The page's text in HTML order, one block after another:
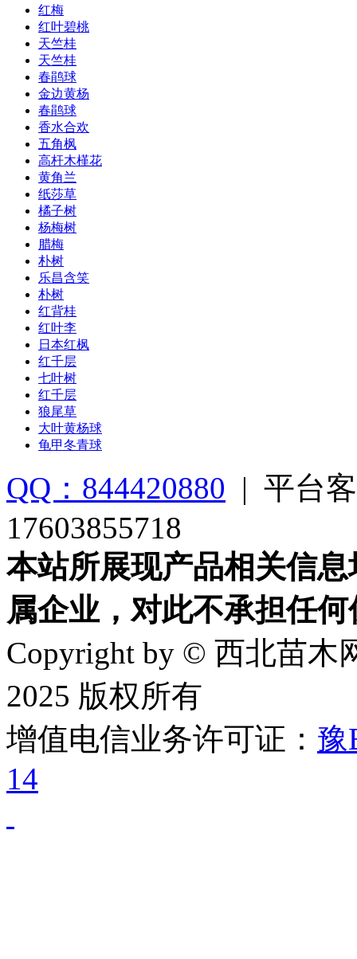
红梅
红叶碧桃
天竺桂
天竺桂
春鹃球
金边黄杨
春鹃球
香水合欢
五角枫
高杆木槿花
黄角兰
纸莎草
橘子树
杨梅树
腊梅
朴树
乐昌含笑
朴树
红背桂
红叶李
日本红枫
红千层
七叶树
红千层
狼尾草
大叶黄杨球
龟甲冬青球
QQ：844420880 | 平台
17603855718
本站所展现产品相关信
属企业，对此不承担任
Copyright by © 西北苗木
2025 版权所有
增值电信业务许可证： 豫
14